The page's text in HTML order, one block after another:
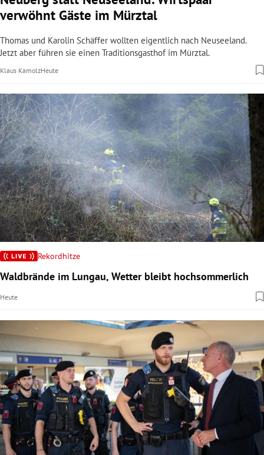
verwöhnt Gäste im Mürztal
Thomas und Karolin Schäffer wollten eigentlich nach Neuseeland.
Jetzt aber führen sie einen Traditionsgasthof im Mürztal.
Klaus KamolzHeute
Rekordhitze
Waldbrände im Lungau, Wetter bleibt hochsommerlich
Heute